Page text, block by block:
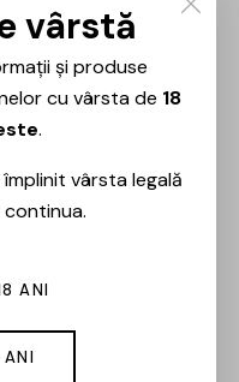
este o
sau alte băuturi
pe scurt pentru a
fiecăruia.
pasionați, cât
petreacă o seară
băuturi noi și să
din
Hub și rezervă
vârstă
și produse
cu vârsta de 18
.
vârsta legală
ANI